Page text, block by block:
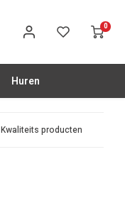
0
Huren
Kwaliteits producten